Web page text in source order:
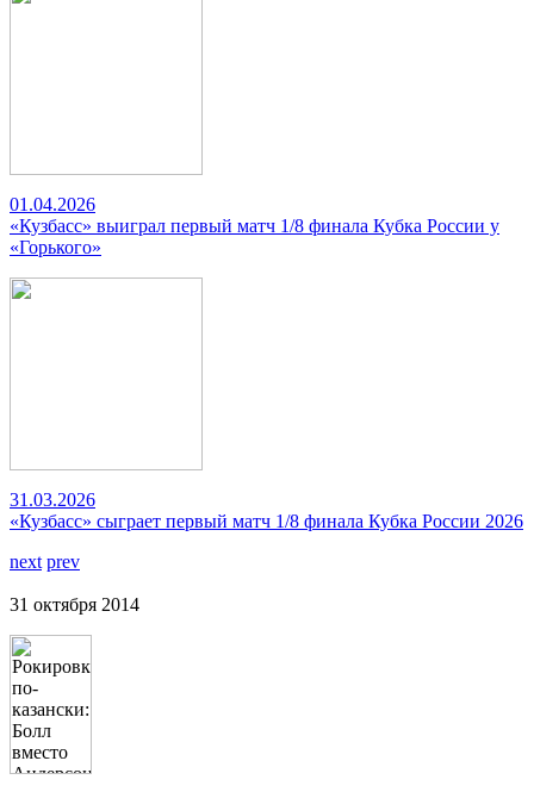
01.04.2026
«Кузбасс» выиграл первый матч 1/8 финала Кубка России у
«Горького»
31.03.2026
«Кузбасс» сыграет первый матч 1/8 финала Кубка России 2026
next prev
31 октября 2014